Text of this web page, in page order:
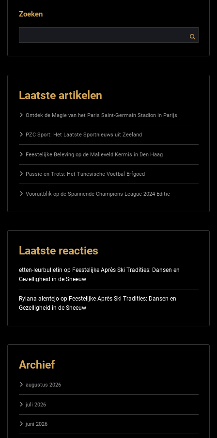
Zoeken
Laatste artikelen
Ontdek de Magie van het Paris Saint-Germain Stadion in Parijs
PZC Sport: Het Laatste Sportnieuws uit Zeeland
Feestelijke Beleving op de Malieveld Kermis in Den Haag
Passie en Trots: Het Tunesische Voetbal Erfgoed
Vooruitblik op de Spannende Champions League 2024 Editie
Laatste reacties
etten-leurbulletin op Feestelijke Après Ski Tradities: Dansen en
Gezelligheid in de Sneeuw
Rylana alentejoop Feestelijke Après Ski Tradities: Dansen en
Gezelligheid in de Sneeuw
Archief
augustus 2026
juli 2026
juni 2026